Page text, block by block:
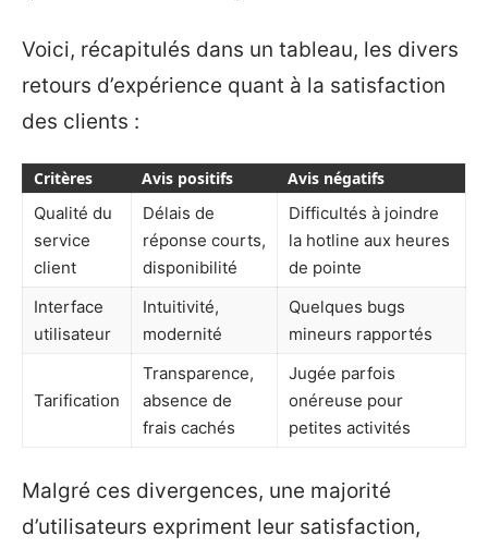
Voici, récapitulés dans un tableau, les divers
retours d’expérience quant à la satisfaction
des clients :
Critères Avis positifs
Avis négatifs
Qualité du
service
client
Délais de
réponse courts,
disponibilité
Difficultés à joindre
la hotline aux heures
de pointe
Interface
utilisateur
Intuitivité,
modernité
Quelques bugs
mineurs rapportés
Tarification
Transparence,
absence de
frais cachés
Jugée parfois
onéreuse pour
petites activités
Malgré ces divergences, une majorité
d’utilisateurs expriment leur satisfaction,